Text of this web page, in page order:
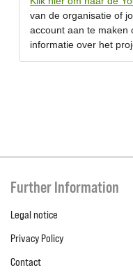
van de organisatie of
account aan te maken
informatie over het
Further Information
Legal notice
Privacy Policy
Contact